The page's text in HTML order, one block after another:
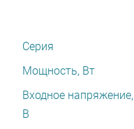
Серия
Мощность, Вт
Входное напряжение,
В